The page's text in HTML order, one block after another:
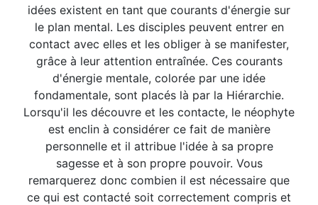
idées existent en tant que courants d'énergie sur
le plan mental. Les disciples peuvent entrer en
contact avec elles et les obliger à se manifester,
grâce à leur attention entraînée. Ces courants
d'énergie mentale, colorée par une idée
fondamentale, sont placés là par la Hiérarchie.
Lorsqu'il les découvre et les contacte, le néophyte
est enclin à considérer ce fait de manière
personnelle et il attribue l'idée à sa propre
sagesse et à son propre pouvoir. Vous
remarquerez donc combien il est nécessaire que
ce qui est contacté soit correctement compris et